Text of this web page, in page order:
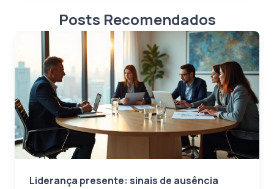
Posts Recomendados
Liderança presente: sinais de ausência